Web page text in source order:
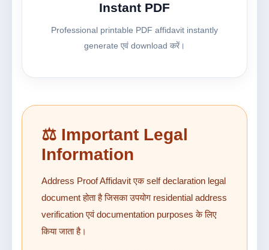
Instant PDF
Professional printable PDF affidavit instantly
generate एवं download करें।
⚖ Important Legal
Information
Address Proof Affidavit एक self declaration legal
document होता है जिसका उपयोग residential address
verification एवं documentation purposes के लिए
किया जाता है।